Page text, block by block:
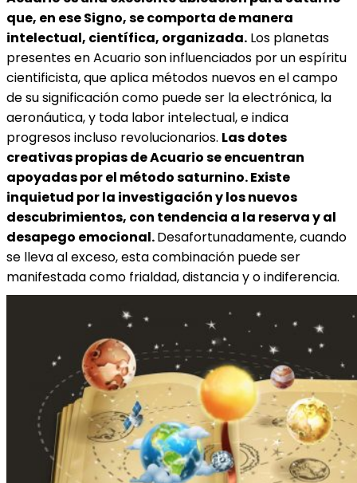
que, en ese Signo, se comporta de manera
intelectual, científica, organizada. Los planetas
presentes en Acuario son influenciados por un espíritu
cientificista, que aplica métodos nuevos en el campo
de su significación como puede ser la electrónica, la
aeronáutica, y toda labor intelectual, e indica
progresos incluso revolucionarios. Las dotes
creativas propias de Acuario se encuentran
apoyadas por el método saturnino. Existe
inquietud por la investigación y los nuevos
descubrimientos, con tendencia a la reserva y al
desapego emocional.Desafortunadamente, cuando
se lleva al exceso, esta combinación puede ser
manifestada como frialdad, distancia y o indiferencia.